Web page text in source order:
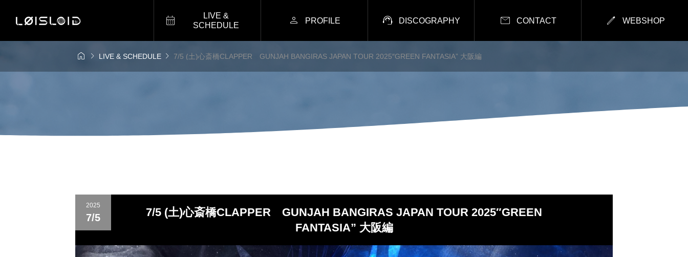

LIVE &
SCHEDULE
 PROFILE  DISCOGRAPHY  CONTACT  WEBSHOP
  LIVE & SCHEDULE  7/5 (土)心斎橋CLAPPER GUNJAH BANGIRAS JAPAN TOUR 2025″GREEN FANTASIA” 大阪編
2025
7/5
7/5 (土)心斎橋CLAPPER GUNJAH BANGIRAS JAPAN TOUR 2025″GREEN
FANTASIA” 大阪編